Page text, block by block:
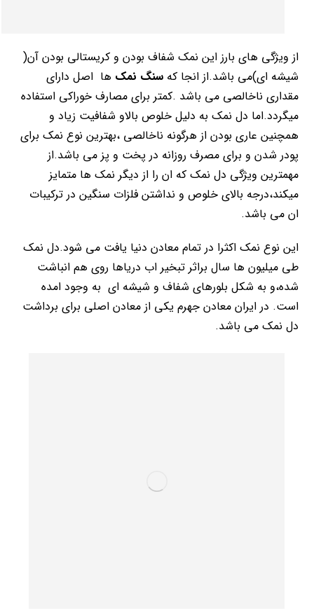
از ویژگی های بارز این نمک شفاف بودن و کریستالی بودن آن(
شیشه ای)می باشد.از انجا کهسنگ نمک ها اصل دارای
مقداری ناخالصی می باشد .کمتر برای مصارف خوراکی استفاده
میگردد.اما دل نمک به دلیل خلوص بالاو شفافیت زیاد و
همچنین عاری بودن از هرگونه ناخالصی ،بهترین نوع نمک برای
پودر شدن و برای مصرف روزانه در پخت و پز می باشد.از
مهمترین ویژگی دل نمک که ان را از دیگر نمک ها متمایز
میکند،درجه بالای خلوص و نداشتن فلزات سنگین در ترکیبات
ان می باشد.
این نوع نمک اکثرا در تمام معادن دنیا یافت می شود.دل نمک
طی میلیون ها سال براثر تبخیر اب دریاها روی هم انباشت
شده،و به شکل بلورهای شفاف و شیشه ای به وجود امده
است. در ایران معادن جهرم یکی از معادن اصلی برای برداشت
دل نمک می باشد.